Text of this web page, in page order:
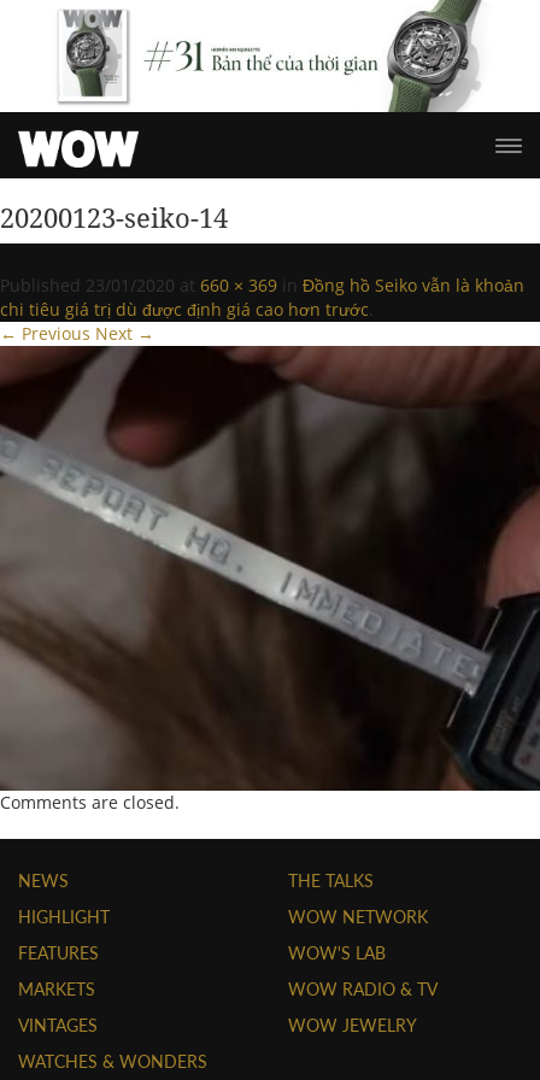
20200123-seiko-14
Published 23/01/2020 at 660 × 369 in Đồng hồ Seiko vẫn là khoản
chi tiêu giá trị dù được định giá cao hơn trước.
← Previous Next →
Comments are closed.
NEWS
HIGHLIGHT
FEATURES
MARKETS
VINTAGES
WATCHES & WONDERS
THE TALKS
WOW NETWORK
WOW'S LAB
WOW RADIO & TV
WOW JEWELRY